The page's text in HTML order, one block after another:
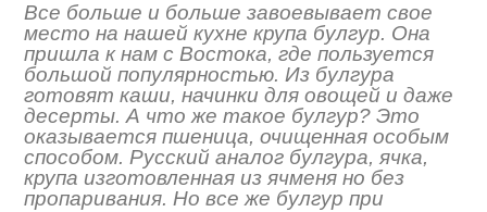
Все больше и больше завоевывает свое
место на нашей кухне крупа булгур. Она
пришла к нам с Востока, где пользуется
большой популярностью. Из булгура
готовят каши, начинки для овощей и даже
десерты. А что же такое булгур? Это
оказывается пшеница, очищенная особым
способом. Русский аналог булгура, ячка,
крупа изготовленная из ячменя но без
пропаривания. Но все же булгур при